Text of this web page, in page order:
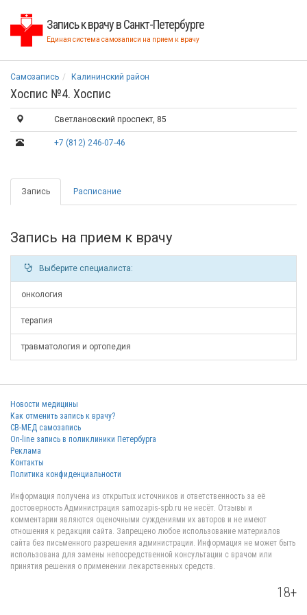
Запись к врачу в Санкт-Петербурге
Единая система самозаписи на прием к врачу
Самозапись Калининский район
Хоспис №4. Хоспис
Светлановский проспект, 85
+7 (812) 246-07-46
Запись Расписание
Запись на прием к врачу
Выберите специалиста:
онкология
терапия
травматология и ортопедия
Новости медицины
Как отменить запись к врачу?
СВ-МЕД самозапись
On-line запись в поликлиники Петербурга
Реклама
Контакты
Политика конфиденциальности
Информация получена из открытых источников и ответственность за её
достоверность Администрация samozapis-spb.ru не несёт. Отзывы и
комментарии являются оценочными суждениями их авторов и не имеют
отношения к редакции сайта. Запрещено любое использование материалов
сайта без письменного разрешения администрации. Информация не может быть
использована для замены непосредственной консультации с врачом или
принятия решения о применении лекарственных средств.
18+